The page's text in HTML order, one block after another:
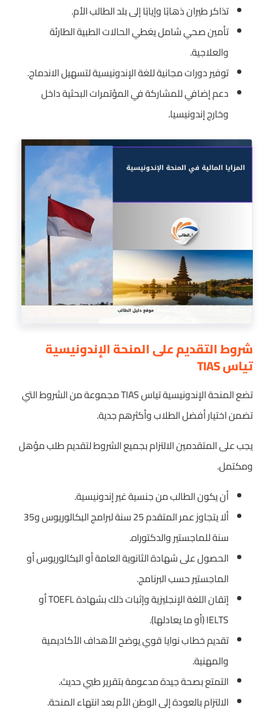
تذاكر طيران ذهابًا وإيابًا إلى بلد الطالب الأم.
تأمين صحي شامل يغطي الحالات الطبية الطارئة
والعلاجية.
توفير دورات مجانية للغة الإندونيسية لتسهيل الاندماج.
دعم إضافي للمشاركة في المؤتمرات البحثية داخل
وخارج إندونيسيا.
شروط التقديم على المنحة الإندونيسية
تياس TIAS
تضع المنحة الإندونيسية تياس TIAS مجموعة من الشروط التي
تضمن اختيار أفضل الطلاب وأكثرهم جدية.
يجب على المتقدمين الالتزام بجميع الشروط لتقديم طلب مؤهل
ومكتمل.
أن يكون الطالب من جنسية غير إندونيسية.
ألا يتجاوز عمر المتقدم 25 سنة لبرامج البكالوريوس و35
سنة للماجستير والدكتوراه.
الحصول على شهادة الثانوية العامة أو البكالوريوس أو
الماجستير حسب البرنامج.
إتقان اللغة الإنجليزية وإثبات ذلك بشهادة TOEFL أو
IELTS (أو ما يعادلها).
تقديم خطاب نوايا قوي يوضح الأهداف الأكاديمية
والمهنية.
التمتع بصحة جيدة مدعومة بتقرير طبي حديث.
الالتزام بالعودة إلى الوطن الأم بعد انتهاء المنحة.